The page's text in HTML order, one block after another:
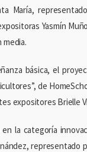
María,
Yasmín
básica, el
de
expositores Brielle
la categoría
representado